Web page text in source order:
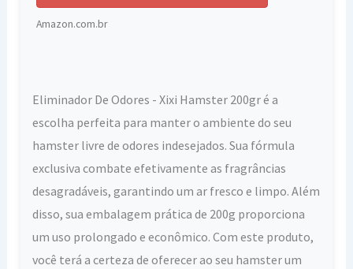
Amazon.com.br
Eliminador De Odores - Xixi Hamster 200gr é a
escolha perfeita para manter o ambiente do seu
hamster livre de odores indesejados. Sua fórmula
exclusiva combate efetivamente as fragrâncias
desagradáveis, garantindo um ar fresco e limpo. Além
disso, sua embalagem prática de 200g proporciona
um uso prolongado e econômico. Com este produto,
você terá a certeza de oferecer ao seu hamster um